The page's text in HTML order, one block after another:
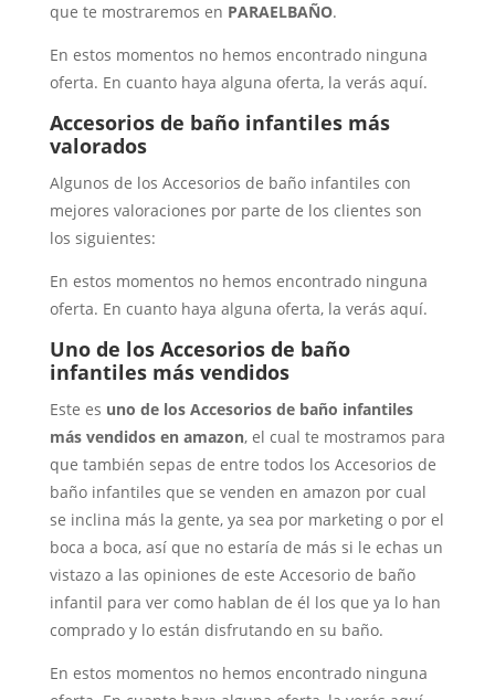
que te mostraremos en PARAELBAÑO.
En estos momentos no hemos encontrado ninguna
oferta. En cuanto haya alguna oferta, la verás aquí.
Accesorios de baño infantiles más
valorados
Algunos de los Accesorios de baño infantiles con
mejores valoraciones por parte de los clientes son
los siguientes:
En estos momentos no hemos encontrado ninguna
oferta. En cuanto haya alguna oferta, la verás aquí.
Uno de los Accesorios de baño
infantiles más vendidos
Este es uno de los Accesorios de baño infantiles
más vendidos en amazon, el cual te mostramos para
que también sepas de entre todos los Accesorios de
baño infantiles que se venden en amazon por cual
se inclina más la gente, ya sea por marketing o por el
boca a boca, así que no estaría de más si le echas un
vistazo a las opiniones de este Accesorio de baño
infantil para ver como hablan de él los que ya lo han
comprado y lo están disfrutando en su baño.
En estos momentos no hemos encontrado ninguna